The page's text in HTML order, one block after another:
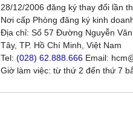
28/12/2006 đăng ký thay đổi lần
Nơi cấp Phòng đăng ký kinh
Địa chỉ: Số 57 Đường Nguyễn
Tây, TP. Hồ Chí Minh, Việt Nam
Tel: (028) 62.888.666 Email:
Giờ làm việc: từ thứ 2 đến thứ 7